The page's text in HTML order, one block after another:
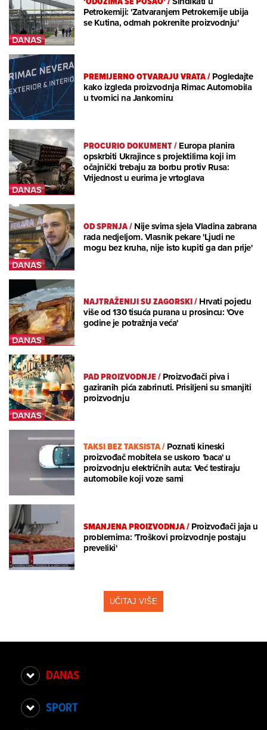
Petrokemiji: 'Zatvaranjem Petrokemije ubija
se Kutina, odmah pokrenite proizvodnju'
PREMIJERNO OTVARAJU VRATA/Pogledajte
kako izgleda proizvodnja Rimac Automobila
u tvornici na Jankomiru
PROCURIO DOKUMENT/Europa planira
opskrbiti Ukrajince s projektilima koji im
očajnički trebaju za borbu protiv Rusa:
Vrijednost u eurima je vrtoglava
OD SPRNJA/Nije svima sjela Vladina zabrana
rada nedjeljom. Vlasnik pekare 'Ljudi ne
mogu bez kruha, nije isto kupiti ga dan prije'
NAJTRAŽENIJI SU ZAGORSKI/Hrvati pojedu
više od 130 tisuća purana u prosincu: 'Ove
godine je potražnja veća'
PAD PROIZVODNJE/Proizvođači piva i
gaziranih pića zabrinuti. Prisiljeni su smanjiti
proizvodnju
TAKSI BEZ TAKSISTA/Poznati kineski
proizvođač mobitela se uskoro 'baca' u
proizvodnju električnih auta: Već testiraju
automobile koji voze sami
SMANJENA PROIZVODNJA/Proizvođači jaja u
problemima: 'Troškovi proizvodnje postaju
preveliki'
UČITAJ VIŠE
DANAS
SPORT